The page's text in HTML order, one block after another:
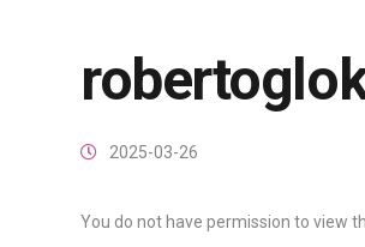
2025-03-26
You do not have permission to view